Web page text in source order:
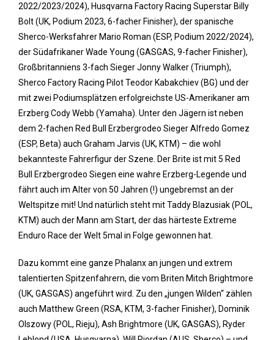
2022/2023/2024), Husqvarna Factory Racing Superstar Billy
Bolt (UK, Podium 2023, 6-facher Finisher), der spanische
Sherco-Werksfahrer Mario Roman (ESP, Podium 2022/2024),
der Südafrikaner Wade Young (GASGAS, 9-facher Finisher),
Großbritanniens 3-fach Sieger Jonny Walker (Triumph),
Sherco Factory Racing Pilot Teodor Kabakchiev (BG) und der
mit zwei Podiumsplätzen erfolgreichste US-Amerikaner am
Erzberg Cody Webb (Yamaha). Unter den Jägern ist neben
dem 2-fachen Red Bull Erzbergrodeo Sieger Alfredo Gomez
(ESP, Beta) auch Graham Jarvis (UK, KTM) – die wohl
bekannteste Fahrerfigur der Szene. Der Brite ist mit 5 Red
Bull Erzbergrodeo Siegen eine wahre Erzberg-Legende und
fährt auch im Alter von 50 Jahren (!) ungebremst an der
Weltspitze mit! Und natürlich steht mit Taddy Blazusiak (POL,
KTM) auch der Mann am Start, der das härteste Extreme
Enduro Race der Welt 5mal in Folge gewonnen hat.
Dazu kommt eine ganze Phalanx an jungen und extrem
talentierten Spitzenfahrern, die vom Briten Mitch Brightmore
(UK, GASGAS) angeführt wird. Zu den „jungen Wilden“ zählen
auch Matthew Green (RSA, KTM, 3-facher Finisher), Dominik
Olszowy (POL, Rieju), Ash Brightmore (UK, GASGAS), Ryder